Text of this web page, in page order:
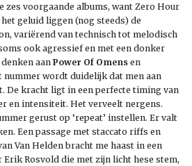
zes voorgaande albums, want Zero Hour
geluid liggen (nog steeds) de
variërend van technisch tot melodisch
ook agressief en met een donker
aan Power Of Omens en
nummer wordt duidelijk dat men aan
De kracht ligt in een perfecte timing van
en intensiteit. Het verveelt nergens.
gerust op ‘repeat’ instellen. Er valt
Een passage met staccato riffs en
Van Helden bracht me haast in een
Erik Rosvold die met zijn licht hese stem,